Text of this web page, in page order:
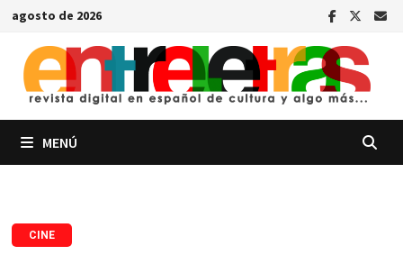
Saltar
contenido
agosto de 2026
MENÚ
CINE